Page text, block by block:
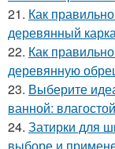
21. Как
деревянный
22. Как
деревянную
23. Выберите
ванной:
24. Затирки для
выборе и